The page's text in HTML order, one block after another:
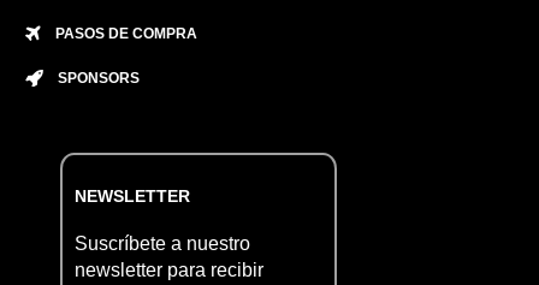
PASOS DE COMPRA
SPONSORS
NEWSLETTER
Suscríbete a nuestro
newsletter para recibir